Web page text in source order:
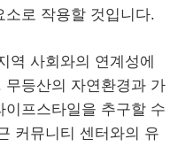
로 작용할 것입니다.
역 사회와의 연계성에
등산의 자연환경과 가
프스타일을 추구할 수
커뮤니티 센터와의 유